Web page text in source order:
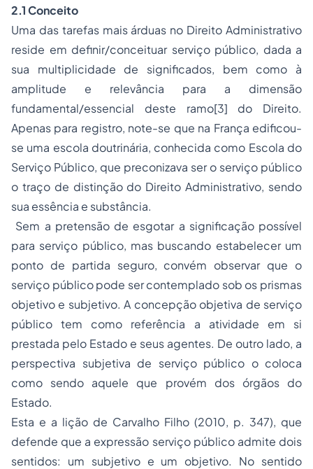
2.1 Conceito
Uma das tarefas mais árduas no Direito Administrativo
reside em definir/conceituar serviço público, dada a
sua multiplicidade de significados, bem como à
amplitude e relevância para a dimensão
fundamental/essencial deste ramo[3] do Direito.
Apenas para registro, note-se que na França edificou-
se uma escola doutrinária, conhecida como Escola do
Serviço Público, que preconizava ser o serviço público
o traço de distinção do Direito Administrativo, sendo
sua essência e substância.
Sem a pretensão de esgotar a significação possível
para serviço público, mas buscando estabelecer um
ponto de partida seguro, convém observar que o
serviço público pode ser contemplado sob os prismas
objetivo e subjetivo. A concepção objetiva de serviço
público tem como referência a atividade em si
prestada pelo Estado e seus agentes. De outro lado, a
perspectiva subjetiva de serviço público o coloca
como sendo aquele que provém dos órgãos do
Estado.
Esta e a lição de Carvalho Filho (2010, p. 347), que
defende que a expressão serviço públicoadmite dois
sentidos: um subjetivo e um objetivo. No sentido